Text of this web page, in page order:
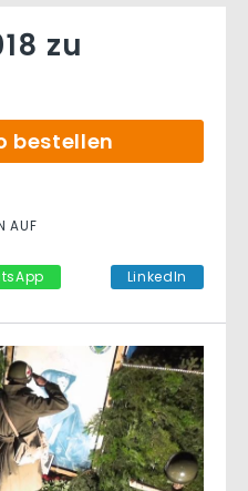
zu
bestellen
AUF
LinkedIn